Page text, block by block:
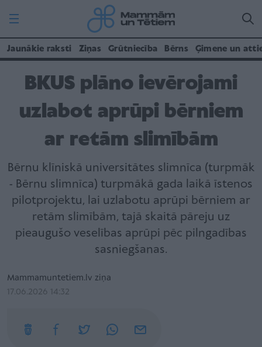
Jaunākie raksti Ziņas Grūtniecība Bērns Ģimene un
BKUS plāno ievērojami
uzlabot aprūpi bērniem
ar retām slimībām
Bērnu klīniskā universitātes slimnīca (turpmāk
- Bērnu slimnīca) turpmākā gada laikā īstenos
pilotprojektu, lai uzlabotu aprūpi bērniem ar
retām slimībām, tajā skaitā pāreju uz
pieaugušo veselības aprūpi pēc pilngadības
sasniegšanas.
Mammamuntetiem.lv ziņa
17.06.2026 14:32